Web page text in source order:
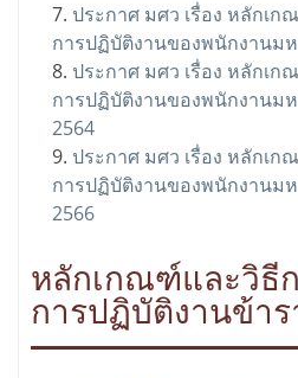
ประกาศ มศว เรื่อง หลักเ
การปฏิบัติงานของพนักงานม
ประกาศ มศว เรื่อง หลักเ
การปฏิบัติงานของพนักงานม
2564
ประกาศ มศว เรื่อง หลักเ
การปฏิบัติงานของพนักงานม
2566
หลักเกณฑ์และวิธี
การปฏิบัติงานข้า